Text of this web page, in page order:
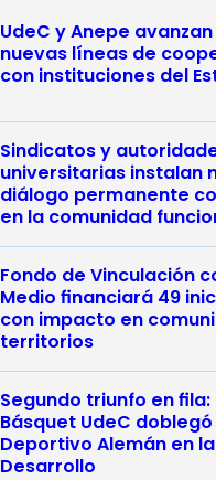
UdeC y Anepe
nuevas líneas de
con instituciones del
Sindicatos y
universitarias instalan
diálogo permanente
en la comunidad
Fondo de Vinculación
Medio financiará 49
con impacto en
territorios
Segundo triunfo en fila:
Básquet UdeC
Deportivo Alemán en
Desarrollo